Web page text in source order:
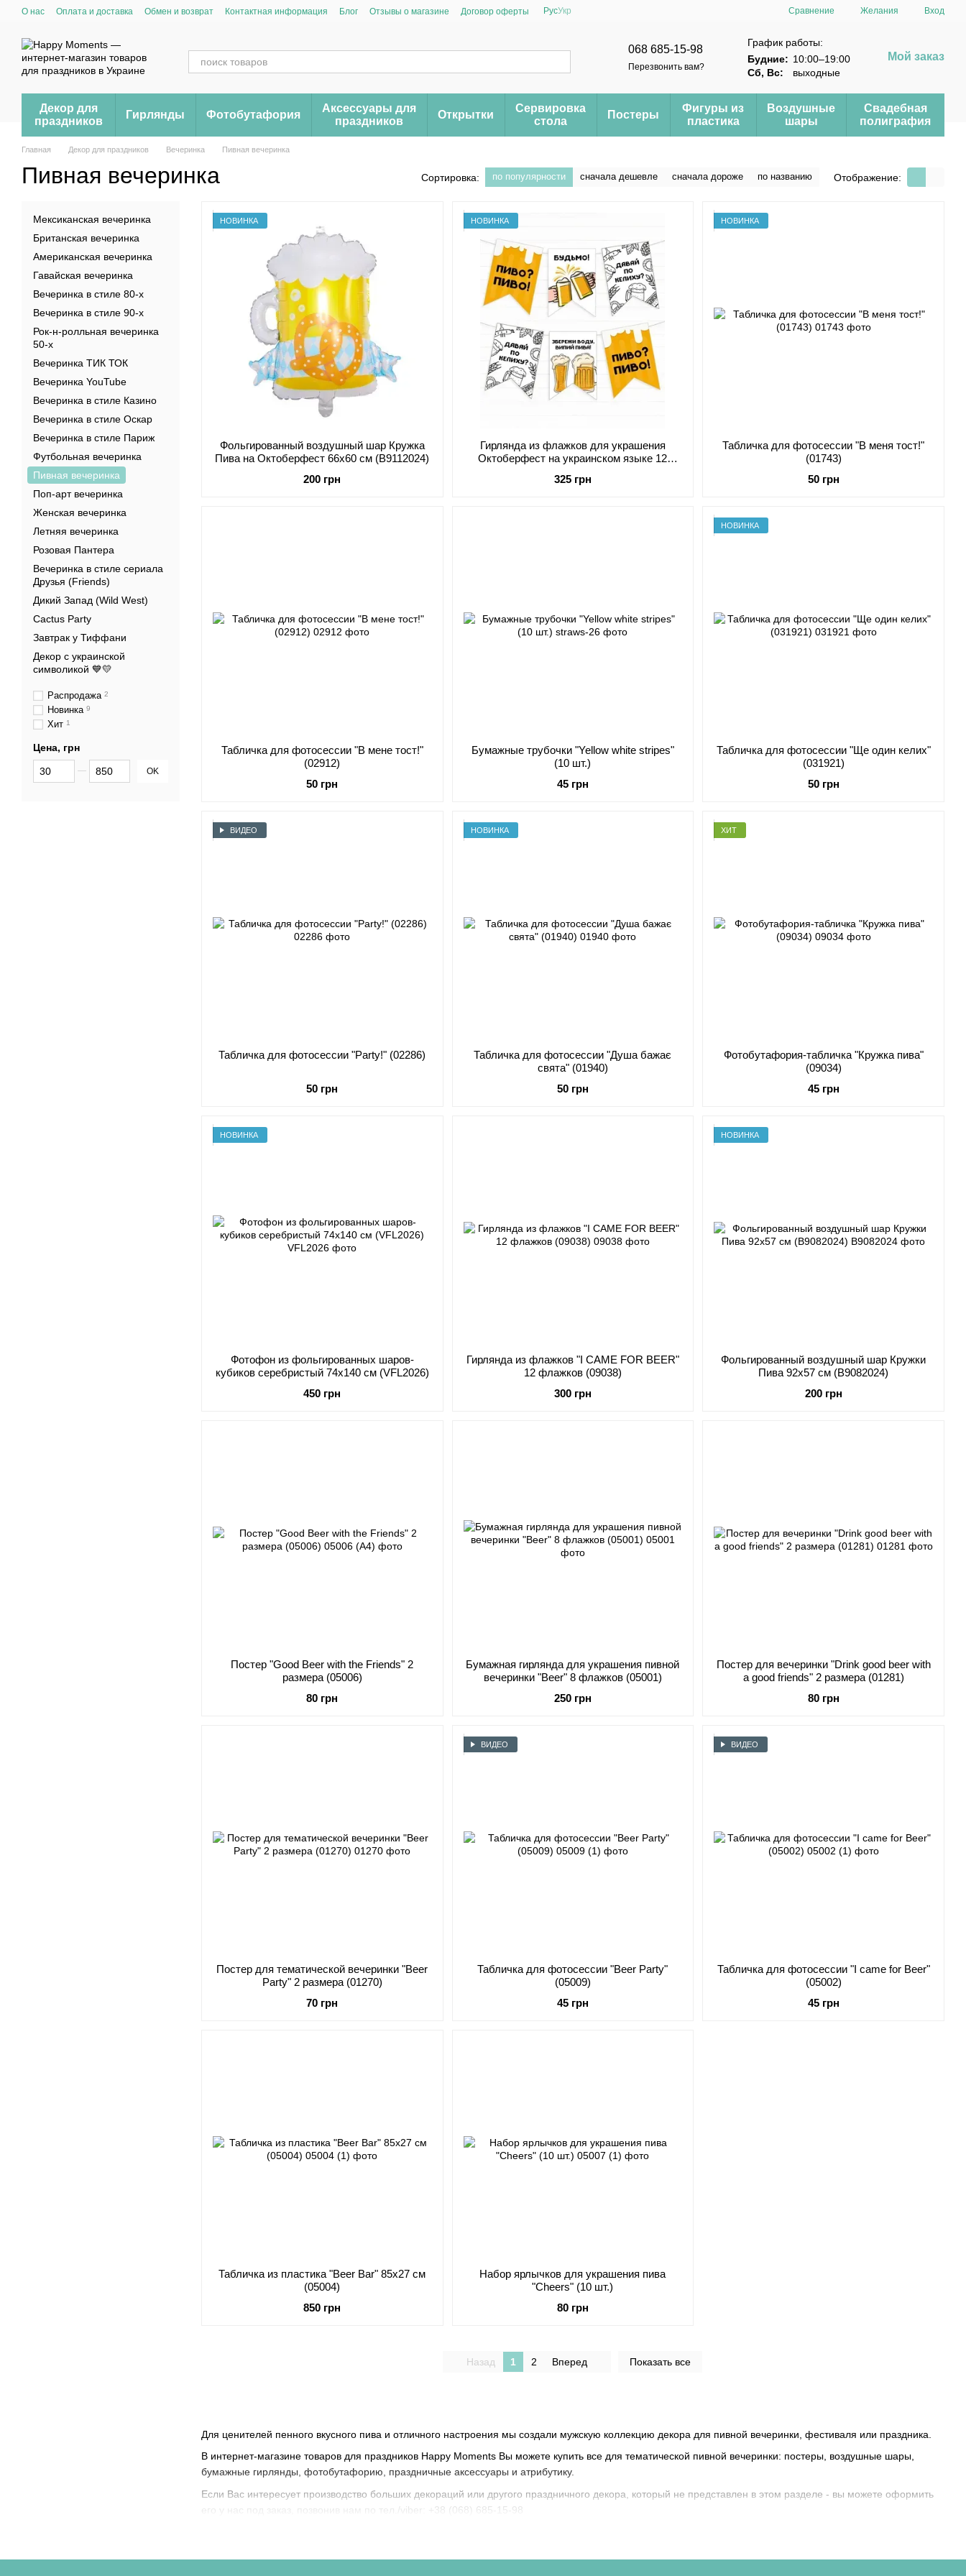
Перейти к основному контенту
О нас Оплата и доставка Обмен и возврат Контактная информация Блог Отзывы о магазине Договор оферты РусУкр Сравнение Желания Вход
068 685-15-98
Перезвонить вам?
График работы:
Будние: 10:00–19:00
Сб, Вс:
выходные
Мой заказ
Декор для
праздников
Гирлянды Фотобутафория
Аксессуары для
праздников
Открытки
Сервировка
стола
Постеры
Фигуры из
пластика
Воздушные
шары
Свадебная
полиграфия
Главная Декор для праздников Вечеринка Пивная вечеринка
Пивная вечеринка Сортировка: по популярности сначала дешевле сначала дороже по названию Отображение:
Для ценителей пенного вкусного пива и отличного настроения мы создали мужскую коллекцию декора для пивной вечеринки, фестиваля или праздника.
В интернет-магазине товаров для праздников Happy Moments Вы можете купить все для тематической пивной вечеринки: постеры, воздушные шары,
бумажные гирлянды, фотобутафорию, праздничные аксессуары и атрибутику.
Если Вас интересует производство больших декораций или другого праздничного декора, который не представлен в этом разделе - вы можете оформить
его у нас под заказ, позвонив нам по тел./viber: +38 (068) 685-15-98
НОВИНКА
Фольгированный воздушный шар Кружка
Пива на Октоберфест 66x60 см (B9112024)
200 грн
НОВИНКА
Гирлянда из флажков для украшения
Октоберфест на украинском языке 12
325 грн
НОВИНКА
Табличка для фотосессии "В меня тост!"
(01743)
50 грн
Табличка для фотосессии "В мене тост!"
(02912)
50 грн
Бумажные трубочки "Yellow white stripes"
(10 шт.)
45 грн
НОВИНКА
Табличка для фотосессии "Ще один келих"
(031921)
50 грн
ВИДЕО
Табличка для фотосессии "Party!" (02286)
50 грн
НОВИНКА
Табличка для фотосессии "Душа бажає
свята" (01940)
50 грн
ХИТ
Фотобутафория-табличка "Кружка пива"
(09034)
45 грн
НОВИНКА
Фотофон из фольгированных шаров-
кубиков серебристый 74х140 см (VFL2026)
450 грн
Гирлянда из флажков "I CAME FOR BEER"
12 флажков (09038)
300 грн
НОВИНКА
Фольгированный воздушный шар Кружки
Пива 92x57 см (B9082024)
200 грн
Постер "Good Beer with the Friends" 2
размера (05006)
80 грн
Бумажная гирлянда для украшения пивной
вечеринки "Beer" 8 флажков (05001)
250 грн
Постер для вечеринки "Drink good beer with
a good friends" 2 размера (01281)
80 грн
Постер для тематической вечеринки "Beer
Party" 2 размера (01270)
70 грн
ВИДЕО
Табличка для фотосессии "Beer Party"
(05009)
45 грн
ВИДЕО
Табличка для фотосессии "I came for Beer"
(05002)
45 грн
Табличка из пластика "Beer Bar" 85х27 см
(05004)
850 грн
Набор ярлычков для украшения пива
"Сheers" (10 шт.)
80 грн
Назад 1 2 Вперед Показать все
Мексиканская вечеринка
Британская вечеринка
Американская вечеринка
Гавайская вечеринка
Вечеринка в стиле 80-х
Вечеринка в стиле 90-х
Рок-н-ролльная вечеринка
50-х
Вечеринка ТИК ТОК
Вечеринка YouTube
Вечеринка в стиле Казино
Вечеринка в стиле Оскар
Вечеринка в стиле Париж
Футбольная вечеринка
Пивная вечеринка
Поп-арт вечеринка
Женская вечеринка
Летняя вечеринка
Розовая Пантера
Вечеринка в стиле сериала
Друзья (Friends)
Дикий Запад (Wild West)
Cactus Party
Завтрак у Тиффани
Декор с украинской
символикой 💙💛
Распродажа 2
Новинка 9
Хит 1
Цена, грн
От Цена, грн
До Цена, грн OK